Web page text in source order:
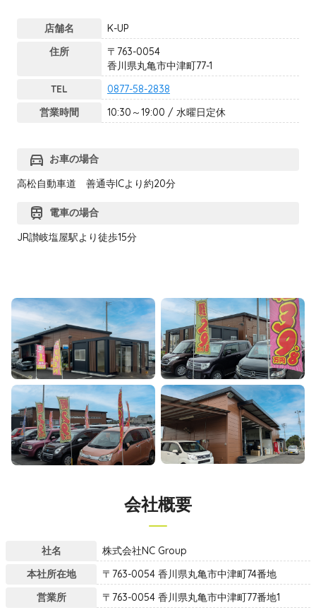
店舗名
K-UP
住所
〒763-0054
香川県丸亀市中津町77-1
TEL
0877-58-2838
営業時間
10:30～19:00 / 水曜日定休
directions_car お車の場合
高松自動車道 善通寺ICより約20分
train
電車の場合
JR讃岐塩屋駅より徒歩15分
会社概要
社名
株式会社NC Group
本社所在地
〒763-0054 香川県丸亀市中津町74番地
営業所
〒763-0054 香川県丸亀市中津町77番地1